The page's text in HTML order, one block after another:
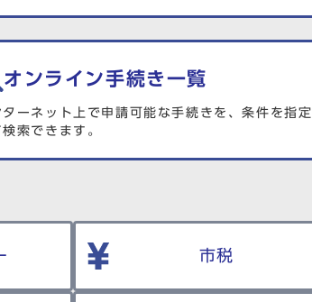
オンライン手続き一覧
ターネット上で申請可能な手続きを、条件を指定
検索できます。
市税